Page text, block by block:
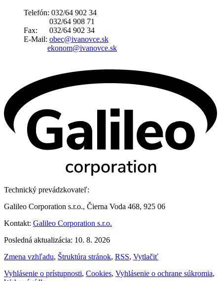
Telefón: 032/64 902 34
032/64 908 71
Fax: 032/64 902 34
E-Mail: obec@ivanovce.sk
ekonom@ivanovce.sk
Technický prevádzkovateľ:
Galileo Corporation s.r.o., Čierna Voda 468, 925 06
Kontakt: Galileo Corporation s.r.o.
Posledná aktualizácia: 10. 8. 2026
Zmena vzhľadu, Štruktúra stránok, RSS, Vytlačiť
Vyhlásenie o prístupnosti, Cookies, Vyhlásenie o ochrane súkromia,